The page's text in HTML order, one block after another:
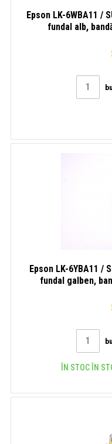
Epson LK-6WBA11 /
fundal alb,
Epson LK-6YBA11 /
fundal galben,
ÎN STOC ÎN